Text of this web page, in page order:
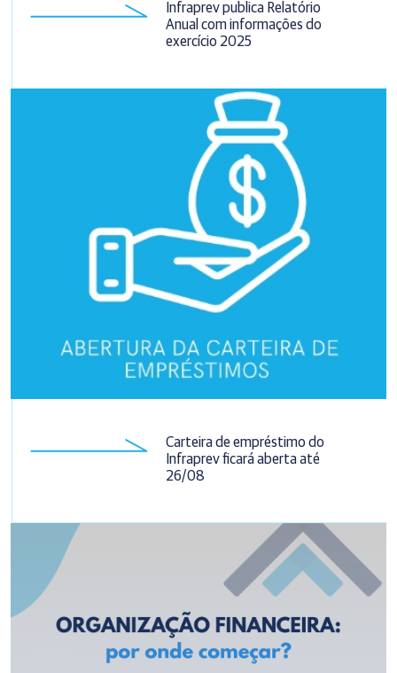
Infraprev publica Relatório
Anual com informações do
exercício 2025
Carteira de empréstimo do
Infraprev ficará aberta até
26/08